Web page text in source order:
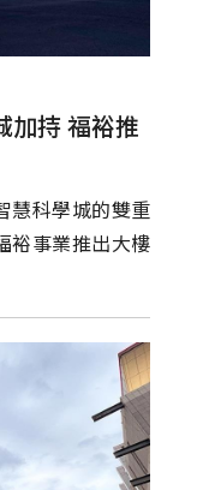
加持 福裕推
慧科學城的雙重
裕事業推出大樓